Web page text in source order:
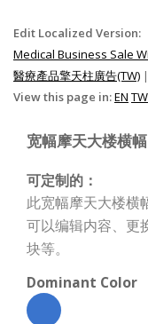
Edit Localized Version:
Medical Business Sale
醫療產品擎天柱廣告(TW) |
View this page in:EN TW
宽幅摩天大楼横
可定制的：
此宽幅摩天大楼横
可以编辑内容、更
块等。
Dominant Color